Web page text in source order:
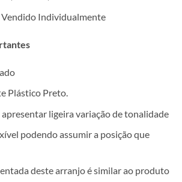
Individualmente
Plástico Preto.
ligeira variação de tonalidade
podendo assumir a posição que
deste arranjo é similar ao produto